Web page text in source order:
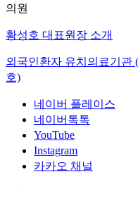
의원
황성호 대표원장 소개
외국인환자 유치의료기관
호)
네이버 플레이스
네이버톡톡
YouTube
Instagram
카카오 채널